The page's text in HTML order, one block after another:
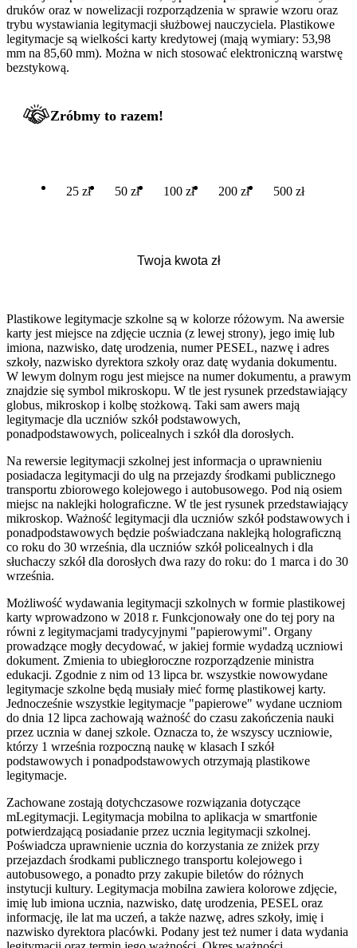
druków oraz w nowelizacji rozporządzenia w sprawie wzoru oraz
trybu wystawiania legitymacji służbowej nauczyciela. Plastikowe
legitymacje są wielkości karty kredytowej (mają wymiary: 53,98
mm na 85,60 mm). Można w nich stosować elektroniczną warstwę
bezstykową.
Zróbmy to razem!
25 zł 50 zł 100 zł 200 zł 500 zł
Plastikowe legitymacje szkolne są w kolorze różowym. Na awersie
karty jest miejsce na zdjęcie ucznia (z lewej strony), jego imię lub
imiona, nazwisko, datę urodzenia, numer PESEL, nazwę i adres
szkoły, nazwisko dyrektora szkoły oraz datę wydania dokumentu.
W lewym dolnym rogu jest miejsce na numer dokumentu, a prawym
znajdzie się symbol mikroskopu. W tle jest rysunek przedstawiający
globus, mikroskop i kolbę stożkową. Taki sam awers mają
legitymacje dla uczniów szkół podstawowych,
ponadpodstawowych, policealnych i szkół dla dorosłych.
Na rewersie legitymacji szkolnej jest informacja o uprawnieniu
posiadacza legitymacji do ulg na przejazdy środkami publicznego
transportu zbiorowego kolejowego i autobusowego. Pod nią osiem
miejsc na naklejki holograficzne. W tle jest rysunek przedstawiający
mikroskop. Ważność legitymacji dla uczniów szkół podstawowych i
ponadpodstawowych będzie poświadczana naklejką holograficzną
co roku do 30 września, dla uczniów szkół policealnych i dla
słuchaczy szkół dla dorosłych dwa razy do roku: do 1 marca i do 30
września.
Możliwość wydawania legitymacji szkolnych w formie plastikowej
karty wprowadzono w 2018 r. Funkcjonowały one do tej pory na
równi z legitymacjami tradycyjnymi "papierowymi". Organy
prowadzące mogły decydować, w jakiej formie wydadzą uczniowi
dokument. Zmienia to ubiegłoroczne rozporządzenie ministra
edukacji. Zgodnie z nim od 13 lipca br. wszystkie nowowydane
legitymacje szkolne będą musiały mieć formę plastikowej karty.
Jednocześnie wszystkie legitymacje "papierowe" wydane uczniom
do dnia 12 lipca zachowają ważność do czasu zakończenia nauki
przez ucznia w danej szkole. Oznacza to, że wszyscy uczniowie,
którzy 1 września rozpoczną naukę w klasach I szkół
podstawowych i ponadpodstawowych otrzymają plastikowe
legitymacje.
Zachowane zostają dotychczasowe rozwiązania dotyczące
mLegitymacji. Legitymacja mobilna to aplikacja w smartfonie
potwierdzającą posiadanie przez ucznia legitymacji szkolnej.
Poświadcza uprawnienie ucznia do korzystania ze zniżek przy
przejazdach środkami publicznego transportu kolejowego i
autobusowego, a ponadto przy zakupie biletów do różnych
instytucji kultury. Legitymacja mobilna zawiera kolorowe zdjęcie,
imię lub imiona ucznia, nazwisko, datę urodzenia, PESEL oraz
informację, ile lat ma uczeń, a także nazwę, adres szkoły, imię i
nazwisko dyrektora placówki. Podany jest też numer i data wydania